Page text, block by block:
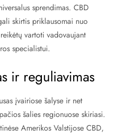
sprendimas. CBD
skirtis priklausomai nuo
vartoti vadovaujant
specialistui.
ir reguliavimas
įvairiose šalyse ir net
šalies regionuose skiriasi.
Amerikos Valstijose CBD,